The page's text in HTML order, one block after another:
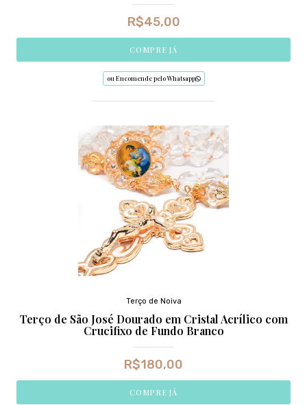
R$45,00
COMPRE JÁ
ou Encomende pelo Whatsapp
Terço de Noiva
Terço de São José Dourado em Cristal Acrílico com
Crucifixo de Fundo Branco
R$180,00
COMPRE JÁ